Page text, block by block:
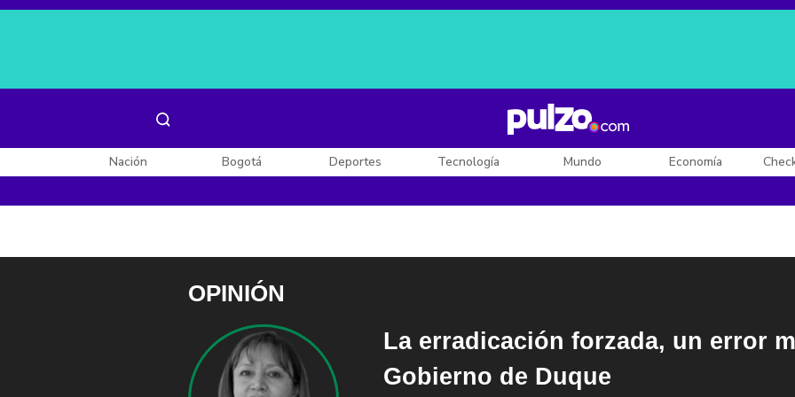
Posesión de De la Espriella
Nación Bogotá Deportes Tecnología Mundo Economía
OPINIÓN
La erradicación forzada, un error
Gobierno de Duque